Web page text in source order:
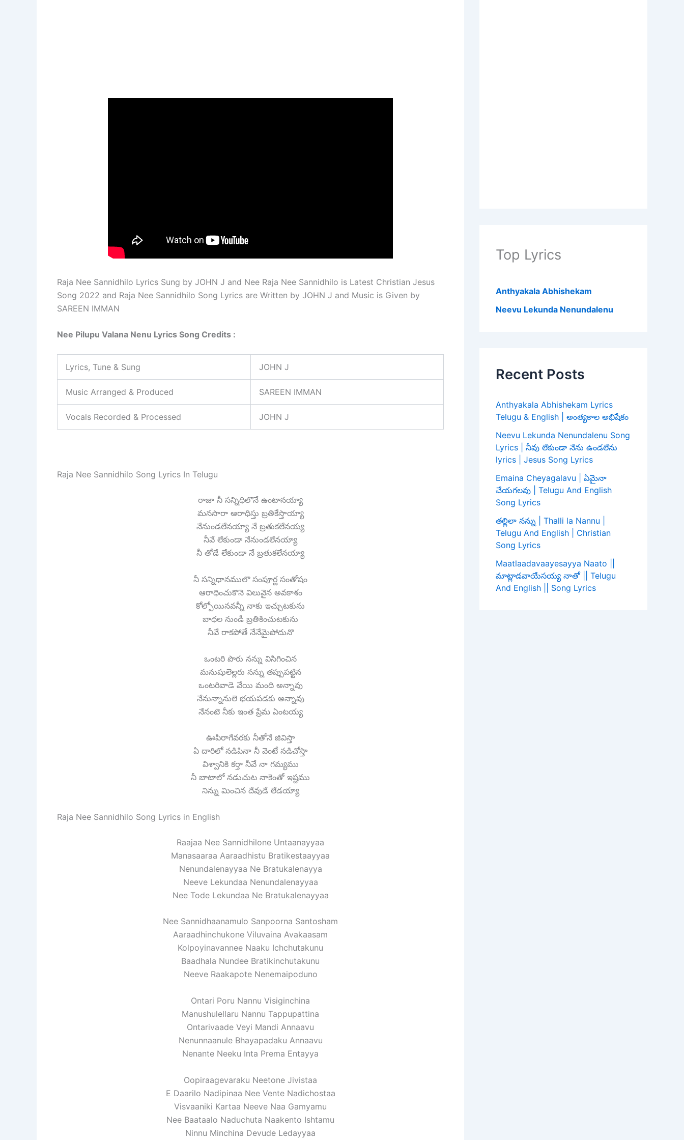
Raja Nee Sannidhilo Lyrics Sung by JOHN J and Nee Raja Nee Sannidhilo is Latest Christian Jesus
Song 2022 and Raja Nee Sannidhilo Song Lyrics are Written by JOHN J and Music is Given by
SAREEN IMMAN
Nee Pilupu Valana Nenu Lyrics Song Credits :
Lyrics, Tune & Sung JOHN J
Music Arranged & Produced SAREEN IMMAN
Vocals Recorded & Processed JOHN J
Raja Nee Sannidhilo Song Lyrics In Telugu
రాజా నీ సన్నిధిలొనే ఉంటానయ్యా
మనసారా ఆరాధిస్తు బ్రతికేస్తాయ్యా
నేనుండలేనయ్యా నే బ్రతుకలేనయ్య
నీవే లేకుండా నేనుండలేనయ్యా
నీ తోడే లేకుండా నే బ్రతుకలేనయ్యా
నీ సన్నిధానములొ సంపూర్ణ సంతోషం
ఆరాధించుకొనె విలువైన అవకాశం
కోల్పోయినవన్నీ నాకు ఇచ్చుటకును
బాధల నుండీ బ్రతికించుటకును
నీవే రాకపోతే నేనేమైపోదునొ
ఒంటరి పొరు నన్ను విసిగించిన
మనుషులెల్లరు నన్ను తప్పుపట్టిన
ఒంటరివాడె వేయి మంది అన్నావు
నేనున్నానులె భయపడకు అన్నావు
నేనంటె నీకు ఇంత ప్రేమ ఏంటయ్య
ఊపిరాగేవరకు నీతోనే జివిస్తా
ఏ దారిలో నడిపినా నీ వెంటే నడిచోస్తా
విశ్వానికి కర్తా నీవే నా గమ్యము
నీ బాటాలో నడుచుట నాకెంతో ఇష్టము
నిన్ను మించిన దేవుడే లేడయ్యా
Raja Nee Sannidhilo Song Lyrics in English
Raajaa Nee Sannidhilone Untaanayyaa
Manasaaraa Aaraadhistu Bratikestaayyaa
Nenundalenayyaa Ne Bratukalenayya
Neeve Lekundaa Nenundalenayyaa
Nee Tode Lekundaa Ne Bratukalenayyaa
Nee Sannidhaanamulo Sanpoorna Santosham
Aaraadhinchukone Viluvaina Avakaasam
Kolpoyinavannee Naaku Ichchutakunu
Baadhala Nundee Bratikinchutakunu
Neeve Raakapote Nenemaipoduno
Ontari Poru Nannu Visiginchina
Manushulellaru Nannu Tappupattina
Ontarivaade Veyi Mandi Annaavu
Nenunnaanule Bhayapadaku Annaavu
Nenante Neeku Inta Prema Entayya
Oopiraagevaraku Neetone Jivistaa
E Daarilo Nadipinaa Nee Vente Nadichostaa
Visvaaniki Kartaa Neeve Naa Gamyamu
Nee Baataalo Naduchuta Naakento Ishtamu
Ninnu Minchina Devude Ledayyaa
Top Lyrics
Anthyakala Abhishekam
Neevu Lekunda Nenundalenu
Recent Posts
Anthyakala Abhishekam Lyrics
Telugu & English | అంత్యకాల అభిషేకం
Neevu Lekunda Nenundalenu Song
Lyrics | నీవు లేకుండా నేను ఉండలేను
lyrics | Jesus Song Lyrics
Emaina Cheyagalavu | ఏమైనా
చేయగలవు | Telugu And English
Song Lyrics
తల్లిలా నన్ను | Thalli la Nannu |
Telugu And English | Christian
Song Lyrics
Maatlaadavaayesayya Naato ||
మాట్లాడవాయేసయ్య నాతో || Telugu
And English || Song Lyrics